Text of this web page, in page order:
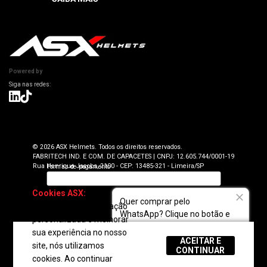
Segurança e Privacidade
Cancelamento
Dúvidas Frequentes
Trabalhe Conosco
Powered by
© 2026 ASX Helmets. Todos os direitos reservados.
FABRITECH IND. E COM. DE CAPACETES | CNPJ: 12.605.744/0001-19
Rua Henrique Jacobs, 2100 - CEP: 13485-321 - Limeira/SP
REGULAR
Quer comprar pelo
WhatsApp? Clique no botão e
Cookies ASX:
oferecer uma navegação
personalizada e melhorar
sua experiência no nosso
site, nós utilizamos
cookies. Ao continuar
ACEITAR E
CONTINUAR